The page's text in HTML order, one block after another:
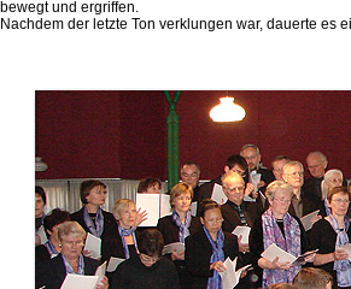
bewegt und ergriffen.
Nachdem der letzte Ton verklungen war, dauerte es